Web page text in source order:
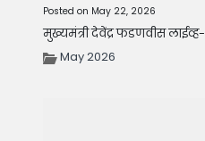
Posted on May 22, 2026
मुख्यमंत्री देवेंद्र फडणवीस लाईव्ह-
May 2026